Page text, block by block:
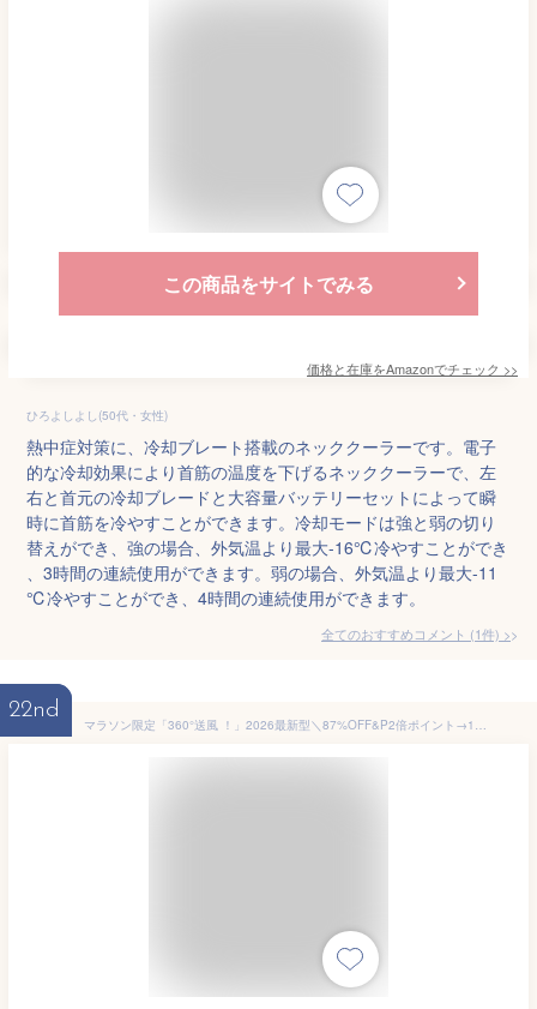
この商品をサイトでみる
価格と在庫をAmazonでチェック >>
ひろよしよし(50代・女性)
熱中症対策に、冷却ブレート搭載のネッククーラーです。電子
的な冷却効果により首筋の温度を下げるネッククーラーで、左
右と首元の冷却ブレードと大容量バッテリーセットによって瞬
時に首筋を冷やすことができます。冷却モードは強と弱の切り
替えができ、強の場合、外気温より最大-16℃冷やすことができ
、3時間の連続使用ができます。弱の場合、外気温より最大-11
℃冷やすことができ、4時間の連続使用ができます。
全てのおすすめコメント (1件) >
22nd
マラソン限定「360°送風 ！」2026最新型＼87%OFF&P2倍ポイント→1,863円／首掛け扇風機 軽量 静音 冷感 羽根なし ネッククーラー ネックファン 5段階風量 扇風機 首かけ LED表示 携帯扇風機 1秒冷感 Type-C充電 大容量バッテリー 暑さ対策 子供大人兼用 通勤/通学対応